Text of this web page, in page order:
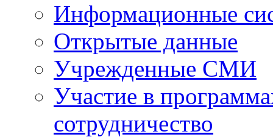
Информационные
Открытые данные
Учрежденные СМИ
Участие в
сотрудничество